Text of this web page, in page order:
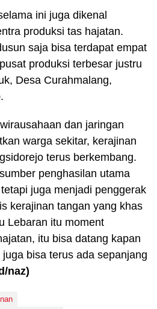
ini juga dikenal
produksi tas hajatan.
saja bisa terdapat empat
produksi terbesar justru
Desa Curahmalang,
dan jaringan
warga sekitar, kerajinan
terus berkembang.
penghasilan utama
juga menjadi penggerak
kerajinan tangan yang khas
Lebaran itu moment
itu bisa datang kapan
bisa terus ada sepanjang
/naz)